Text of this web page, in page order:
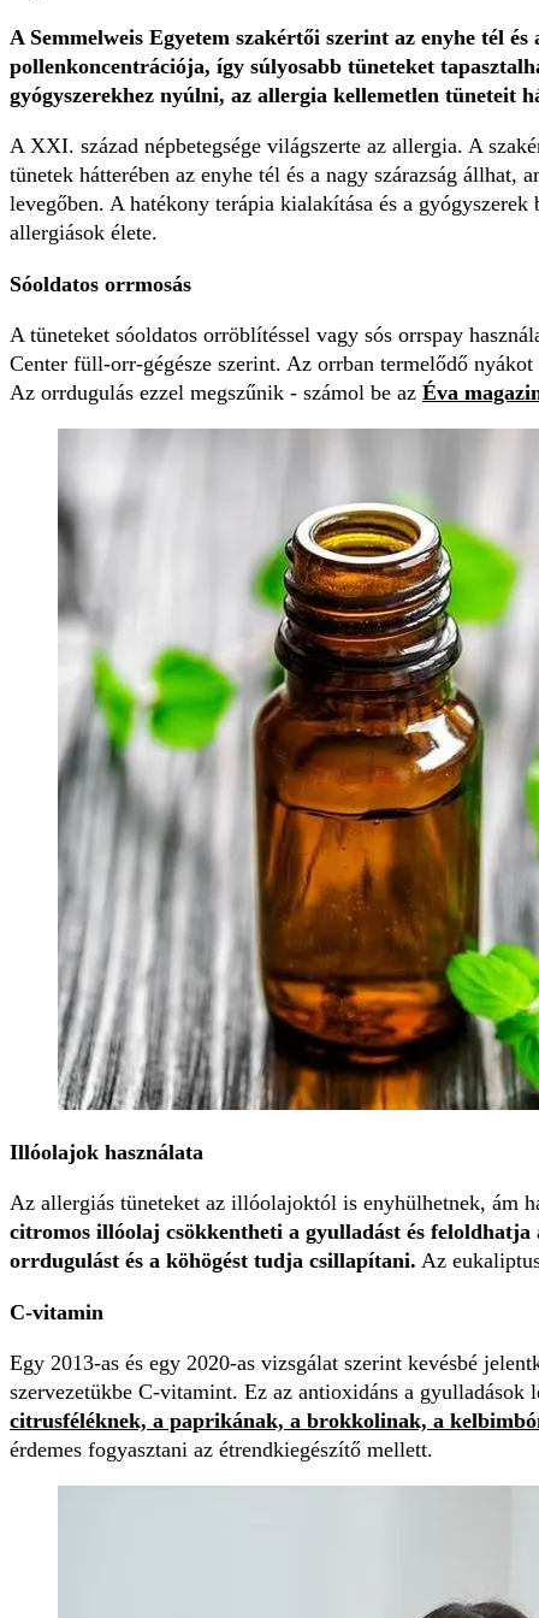
A Semmelweis Egyetem szakértői szerint az enyhe tél
pollenkoncentrációja, így súlyosabb tüneteket
gyógyszerekhez nyúlni, az allergia kellemetlen tüneteit
A XXI. század népbetegsége világszerte az allergia. A
tünetek hátterében az enyhe tél és a nagy szárazság
levegőben. A hatékony terápia kialakítása és a
allergiások élete.
Sóoldatos orrmosás
A tüneteket sóoldatos orröblítéssel vagy sós orrspay
Center füll-orr-gégésze szerint. Az orrban termelődő
Az orrdugulás ezzel megszűnik - számol be az Éva
Illóolajok használata
Az allergiás tüneteket az illóolajoktól is enyhülhetnek, ám
citromos illóolaj csökkentheti a gyulladást és
orrdugulást és a köhögést tudja csillapítani. Az
C-vitamin
Egy 2013-as és egy 2020-as vizsgálat szerint kevésbé
szervezetükbe C-vitamint. Ez az antioxidáns a gyulladások
citrusféléknek, a paprikának, a brokkolinak, a
érdemes fogyasztani az étrendkiegészítő mellett.